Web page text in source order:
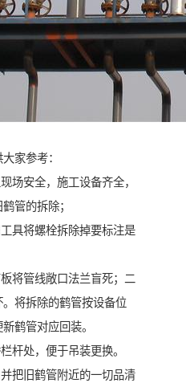
家参考：
场安全，施工设备齐全，
管的拆除；
具将螺栓拆除掉要标注是
将管线敞口法兰盲死；二
将拆除的鹤管按设备位
鹤管对应回装。
杆处，便于吊装更换。
把旧鹤管附近的一切品清